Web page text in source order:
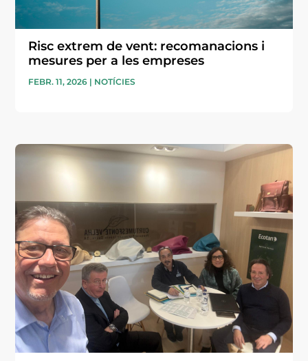
Risc extrem de vent: recomanacions i
mesures per a les empreses
FEBR. 11, 2026 | NOTÍCIES